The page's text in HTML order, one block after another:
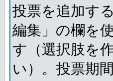
投票を追加す
編集」の欄を
す（選択肢を
い）。投票期